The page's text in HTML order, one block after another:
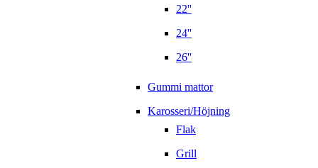
22''
24''
26''
Gummi mattor
Karosseri/Höjning
Flak
Grill